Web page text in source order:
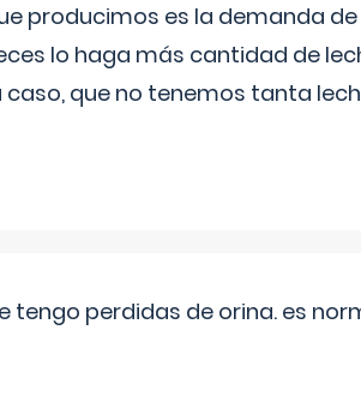
producimos es la demanda de
lo haga más cantidad de
que no tenemos tanta
tengo perdidas de orina. es